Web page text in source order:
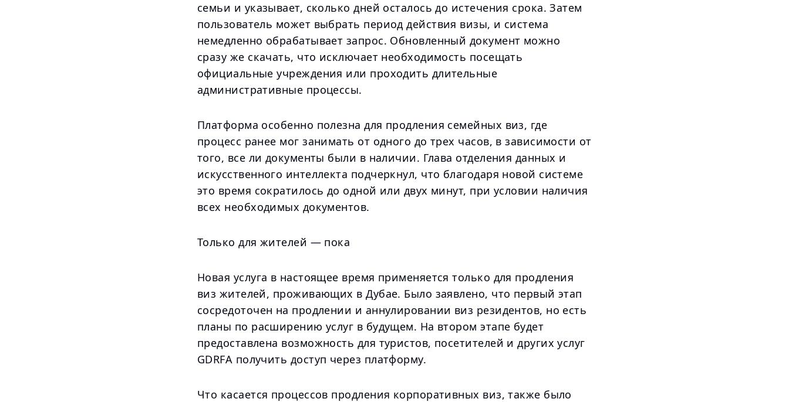
семьи и указывает, сколько дней осталось до истечения срока. Затем
пользователь может выбрать период действия визы, и система
немедленно обрабатывает запрос. Обновленный документ можно
сразу же скачать, что исключает необходимость посещать
официальные учреждения или проходить длительные
административные процессы.
Платформа особенно полезна для продления семейных виз, где
процесс ранее мог занимать от одного до трех часов, в зависимости от
того, все ли документы были в наличии. Глава отделения данных и
искусственного интеллекта подчеркнул, что благодаря новой системе
это время сократилось до одной или двух минут, при условии наличия
всех необходимых документов.
Только для жителей — пока
Новая услуга в настоящее время применяется только для продления
виз жителей, проживающих в Дубае. Было заявлено, что первый этап
сосредоточен на продлении и аннулировании виз резидентов, но есть
планы по расширению услуг в будущем. На втором этапе будет
предоставлена возможность для туристов, посетителей и других услуг
GDRFA получить доступ через платформу.
Что касается процессов продления корпоративных виз, также было